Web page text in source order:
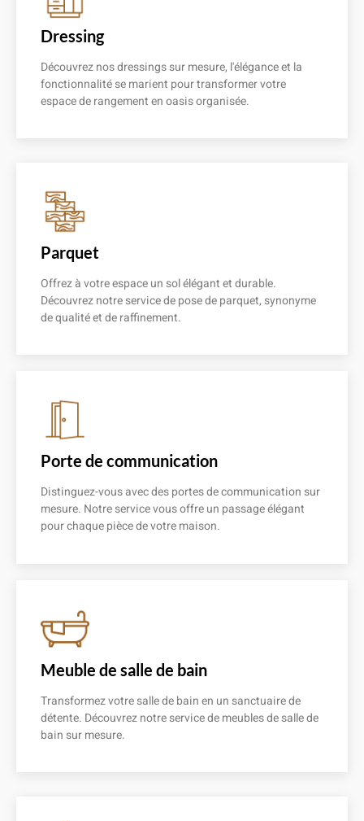
Dressing
Découvrez nos dressings sur mesure, l'élégance et la
fonctionnalité se marient pour transformer votre
espace de rangement en oasis organisée.
Parquet
Offrez à votre espace un sol élégant et durable.
Découvrez notre service de pose de parquet, synonyme
de qualité et de raffinement.
Porte de communication
Distinguez-vous avec des portes de communication sur
mesure. Notre service vous offre un passage élégant
pour chaque pièce de votre maison.
Meuble de salle de bain
Transformez votre salle de bain en un sanctuaire de
détente. Découvrez notre service de meubles de salle de
bain sur mesure.